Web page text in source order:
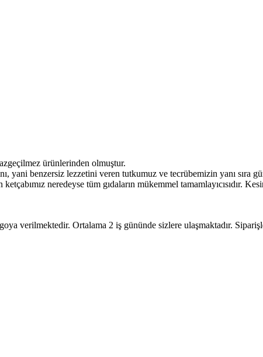
ürünlerinden olmuştur.
benzersiz lezzetini veren tutkumuz ve tecrübemizin yanı sıra
neredeyse tüm gıdaların mükemmel tamamlayıcısıdır.
verilmektedir. Ortalama 2 iş gününde sizlere ulaşmaktadır.